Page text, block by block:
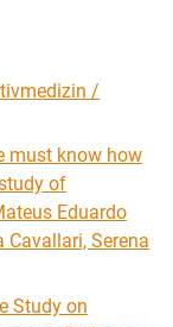
/
must know how
of
Eduardo
Cavallari, Serena
Study on